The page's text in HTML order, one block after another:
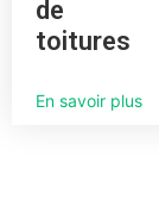
de
toitures
En savoir plus